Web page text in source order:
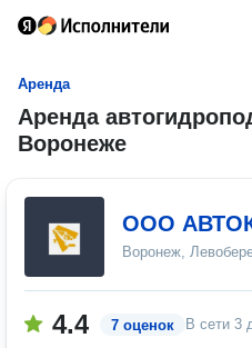
Аренда
Аренда
Воронеже
ООО
Воронеж,
4.4 7 оценок В сети 3